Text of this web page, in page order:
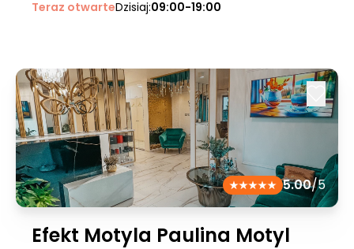
Teraz otwarteDzisiaj:09:00-19:00
5.00/5
Efekt Motyla Paulina Motyl